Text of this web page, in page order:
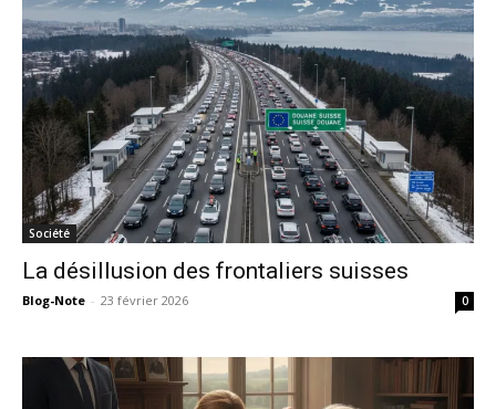
Société
La désillusion des frontaliers suisses
Blog-Note - 23 février 2026 0